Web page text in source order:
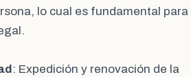
lo cual es fundamental para
: Expedición y renovación de la